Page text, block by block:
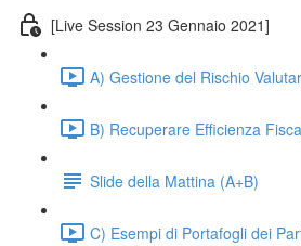
[Live Session 23 Gennaio 2021]
A) Gestione del Rischio
B) Recuperare Efficienza
Slide della Mattina (A+B)
C) Esempi di Portafogli dei